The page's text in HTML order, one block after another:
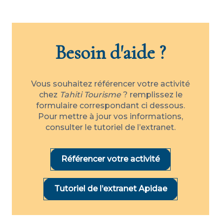
Stingray World
Marae Tainu'u
Yacht Club Fare Piti
Parc de Outuaraea
Les Orques Pygmées
Belvédère D'opunohu
Bobcat | Quai De Faanui
Besoin d'aide ?
Vous souhaitez référencer votre activité
chez Tahiti Tourisme? remplissez le
formulaire correspondant ci dessous.
Pour mettre à jour vos informations,
consulter le tutoriel de l’extranet.
Référencer votre activité
Tutoriel de l’extranet Apidae